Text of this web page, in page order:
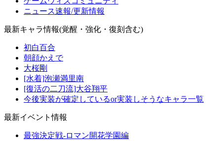
ニュース速報/更新情報
最新キャラ情報(覚醒・強化・復刻含む)
初白百合
朝顔かえで
大桜剛
[水着]泡瀬満里南
[復活の二刀流]大谷翔平
今後実装が確定しているor実装しそうなキャラ一覧
最新イベント情報
最強決定戦-ロマン開花学園編